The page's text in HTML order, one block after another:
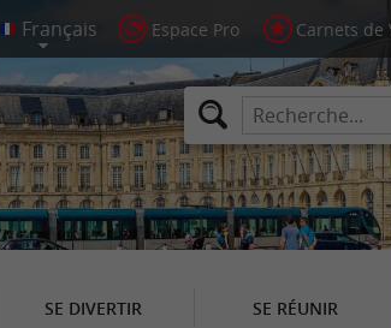
Espace Pro Carnets de
SE DIVERTIR SE RÉUNIR